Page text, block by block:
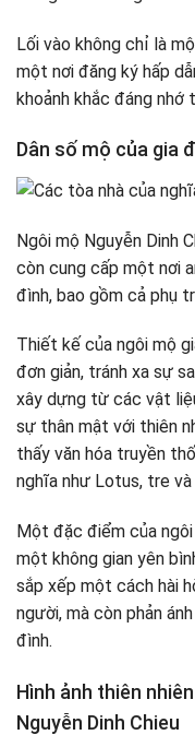
Lối vào không chỉ là
một nơi đăng ký hấp
khoảnh khắc đáng nhớ
Dân số mộ của gia
Ngôi mộ Nguyễn Dinh
còn cung cấp một nơi
đình, bao gồm cả phụ
Thiết kế của ngôi mộ
đơn giản, tránh xa sự
xây dựng từ các vật
sự thân mật với thiên
thấy văn hóa truyền
nghĩa như Lotus, tre
Một đặc điểm của
một không gian yên
sắp xếp một cách hài
người, mà còn phản
đình.
Hình ảnh thiên
Nguyễn Dinh Chieu